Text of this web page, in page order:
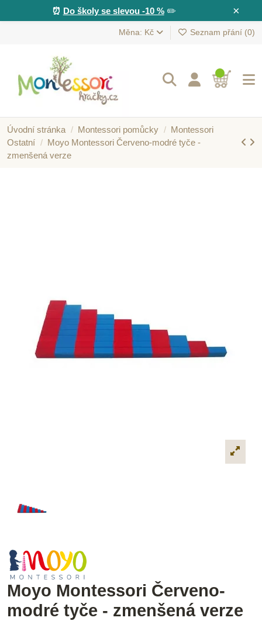
×
⏰ Do školy se slevou -10 %✏️
Měna: Kč Seznam přání (0)
Úvodní stránka Montessori pomůcky
Montessori
Ostatní
Moyo Montessori Červeno-modré tyče -
zmenšená verze
Moyo Montessori Červeno-
modré tyče - zmenšená verze